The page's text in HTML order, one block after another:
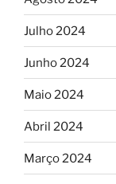
Julho 2024
Junho 2024
Maio 2024
Abril 2024
Março 2024